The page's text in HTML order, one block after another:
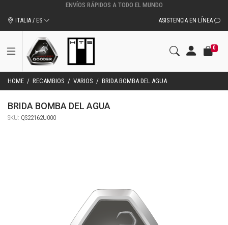
ITALIA / ES ASISTENCIA EN LÍNEA
0
HOME / RECAMBIOS / VARIOS / BRIDA BOMBA DEL AGUA
BRIDA BOMBA DEL AGUA
SKU: QS22162U000